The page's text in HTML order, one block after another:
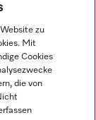
zu
Mit
Cookies
die von